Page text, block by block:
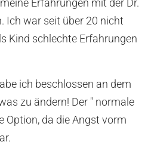
Erfahrungen mit der Dr.
Ich war seit über 20 nicht
Kind schlechte Erfahrungen
ich beschlossen an dem
zu ändern! Der " normale
Option, da die Angst vorm